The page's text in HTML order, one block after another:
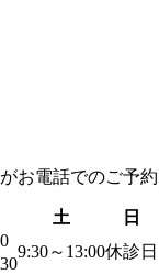
お電話でのご予約
土
日
9:30～13:00休診日